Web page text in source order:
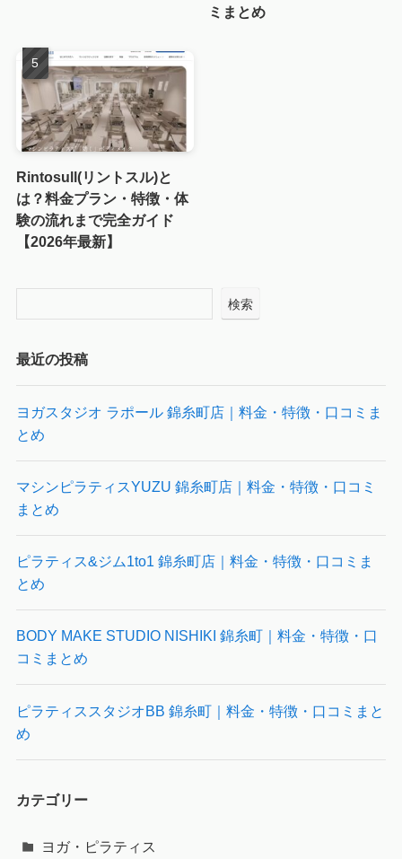
ミまとめ
Rintosull(リントスル)と
は？料金プラン・特徴・体
験の流れまで完全ガイド
【2026年最新】
検索
最近の投稿
ヨガスタジオ ラポール 錦糸町店｜料金・特徴・口コミま
とめ
マシンピラティスYUZU 錦糸町店｜料金・特徴・口コミ
まとめ
ピラティス&ジム1to1 錦糸町店｜料金・特徴・口コミま
とめ
BODY MAKE STUDIO NISHIKI 錦糸町｜料金・特徴・口
コミまとめ
ピラティススタジオBB 錦糸町｜料金・特徴・口コミまと
め
カテゴリー
ヨガ・ピラティス